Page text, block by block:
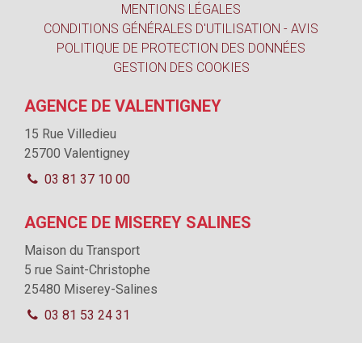
MENTIONS LÉGALES
CONDITIONS GÉNÉRALES D'UTILISATION - AVIS
POLITIQUE DE PROTECTION DES DONNÉES
GESTION DES COOKIES
AGENCE DE VALENTIGNEY
15 Rue Villedieu
25700 Valentigney
03 81 37 10 00
AGENCE DE MISEREY SALINES
Maison du Transport
5 rue Saint-Christophe
25480 Miserey-Salines
03 81 53 24 31